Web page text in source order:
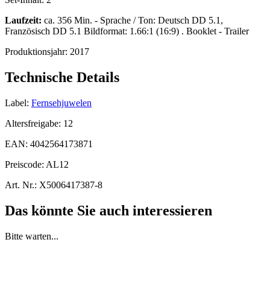
Laufzeit: ca. 356 Min. - Sprache / Ton: Deutsch DD 5.1,
Französisch DD 5.1 Bildformat: 1.66:1 (16:9) . Booklet - Trailer
Produktionsjahr: 2017
Technische Details
Label: Fernsehjuwelen
Altersfreigabe: 12
EAN: 4042564173871
Preiscode: AL12
Art. Nr.: X5006417387-8
Das könnte Sie auch interessieren
Bitte warten...